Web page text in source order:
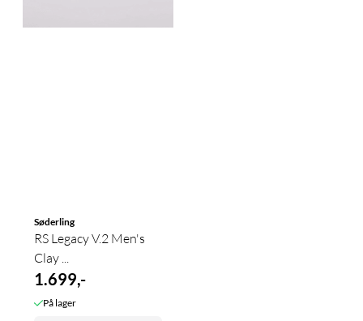
Søderling
RS Legacy V.2 Men's
Clay ...
1.699,-
På lager